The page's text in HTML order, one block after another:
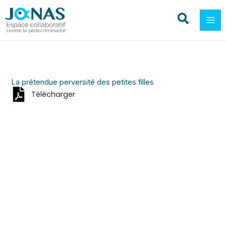
Aller
au
contenu
La prétendue perversité des petites filles
Télécharger